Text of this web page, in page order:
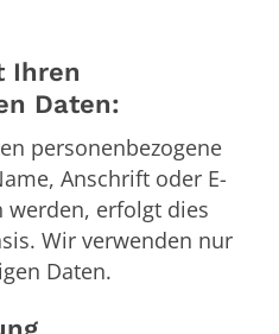
Ihren
Daten:
personenbezogene
Anschrift oder E-
werden, erfolgt dies
Wir verwenden nur
Daten.